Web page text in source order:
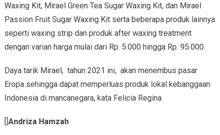
Waxing Kit, Mirael Green Tea Sugar Waxing Kit, dan Mirael
Passion Fruit Sugar Waxing Kit serta beberapa produk lainnya
seperti waxing strip dan produk after waxing treatment
dengan varian harga mulai dari Rp. 5.000 hingga Rp. 95.000.
Daya tarik Mirael, tahun 2021 ini, akan menembus pasar
Eropa sehingga dapat memperluas produk lokal kebanggaan
Indonesia di mancanegara, kata Felicia Regina.
[]Andriza Hamzah